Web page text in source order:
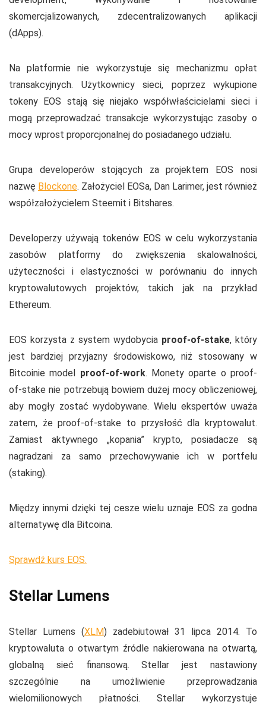
skomercjalizowanych, zdecentralizowanych aplikacji
(dApps).
Na platformie nie wykorzystuje się mechanizmu opłat
transakcyjnych. Użytkownicy sieci, poprzez wykupione
tokeny EOS stają się niejako współwłaścicielami sieci i
mogą przeprowadzać transakcje wykorzystując zasoby o
mocy wprost proporcjonalnej do posiadanego udziału.
Grupa developerów stojących za projektem EOS nosi
nazwę Blockone. Założyciel EOSa, Dan Larimer, jest również
współzałożycielem Steemit i Bitshares.
Developerzy używają tokenów EOS w celu wykorzystania
zasobów platformy do zwiększenia skalowalności,
użyteczności i elastyczności w porównaniu do innych
kryptowalutowych projektów, takich jak na przykład
Ethereum.
EOS korzysta z system wydobycia proof-of-stake, który
jest bardziej przyjazny środowiskowo, niż stosowany w
Bitcoinie model proof-of-work. Monety oparte o proof-
of-stake nie potrzebują bowiem dużej mocy obliczeniowej,
aby mogły zostać wydobywane. Wielu ekspertów uważa
zatem, że proof-of-stake to przysłość dla kryptowalut.
Zamiast aktywnego „kopania” krypto, posiadacze są
nagradzani za samo przechowywanie ich w portfelu
(staking).
Między innymi dzięki tej cesze wielu uznaje EOS za godna
alternatywę dla Bitcoina.
Sprawdź kurs EOS.
Stellar Lumens
Stellar Lumens (XLM) zadebiutował 31 lipca 2014. To
kryptowaluta o otwartym źródle nakierowana na otwartą,
globalną sieć finansową. Stellar jest nastawiony
szczególnie na umożliwienie przeprowadzania
wielomilionowych płatności. Stellar wykorzystuje